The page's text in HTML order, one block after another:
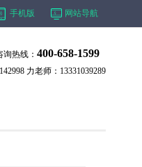
手机版 网站导航
热线： 400-658-1599
力老师：13331039289